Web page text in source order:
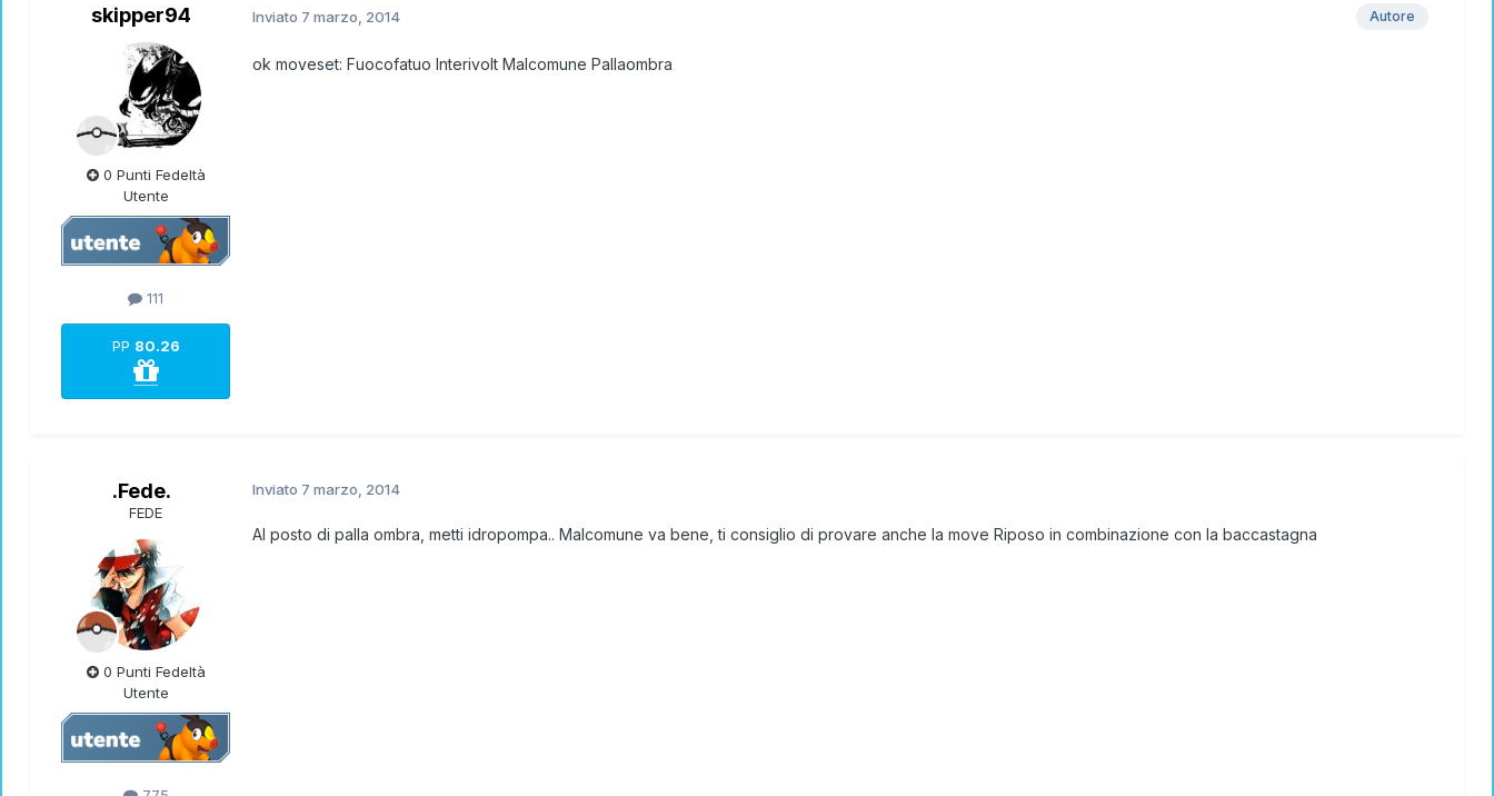
skipper94
0 Punti Fedeltà
Utente
111
PP 80.26
Autore
Inviato 7 marzo, 2014
ok moveset: Fuocofatuo Interivolt Malcomune Pallaombra
.Fede.
FEDE
0 Punti Fedeltà
Utente
Inviato 7 marzo, 2014
Al posto di palla ombra, metti idropompa.. Malcomune va bene, ti consiglio di provare anche la move Riposo in combinazione con la baccastagna